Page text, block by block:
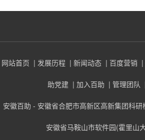
网站首页 | 发展历程 | 新闻动态 | 百度营销
助党建 | 加入百助 | 管理团队
安徽百助 - 安徽省合肥市高新区高新集团科
安徽省马鞍山市软件园(霍里山